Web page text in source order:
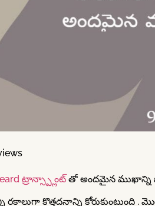
ట్రాన్స్ప్లాంట్తో అందమైన ముఖాన్ని
రకాలుగా కొత్తదనాన్ని